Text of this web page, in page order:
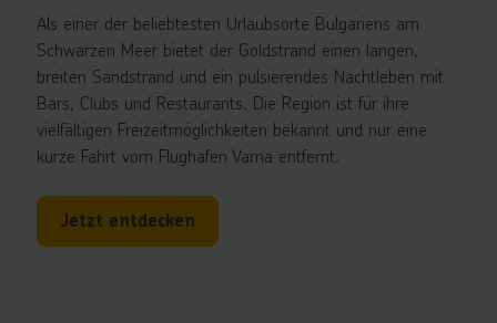
Als einer der beliebtesten Urlaubsorte Bulgariens am
Schwarzen Meer bietet der Goldstrand einen langen,
breiten Sandstrand und ein pulsierendes Nachtleben mit
Bars, Clubs und Restaurants. Die Region ist für ihre
vielfältigen Freizeitmöglichkeiten bekannt und nur eine
kurze Fahrt vom Flughafen Varna entfernt.
Jetzt entdecken